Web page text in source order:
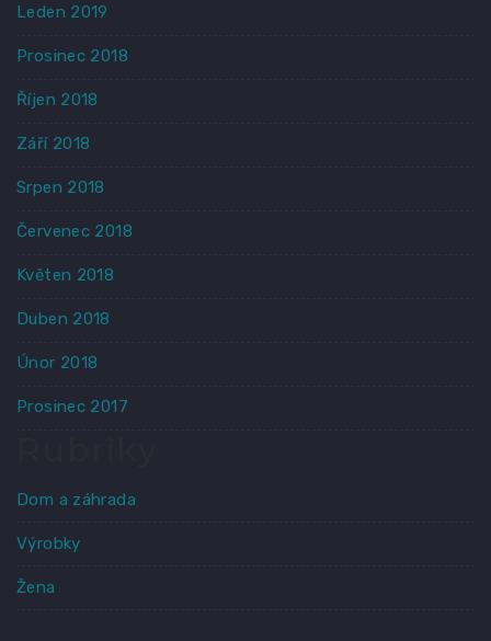
Leden 2019
Prosinec 2018
Říjen 2018
Září 2018
Srpen 2018
Červenec 2018
Květen 2018
Duben 2018
Únor 2018
Prosinec 2017
Dom a záhrada
Výrobky
Žena